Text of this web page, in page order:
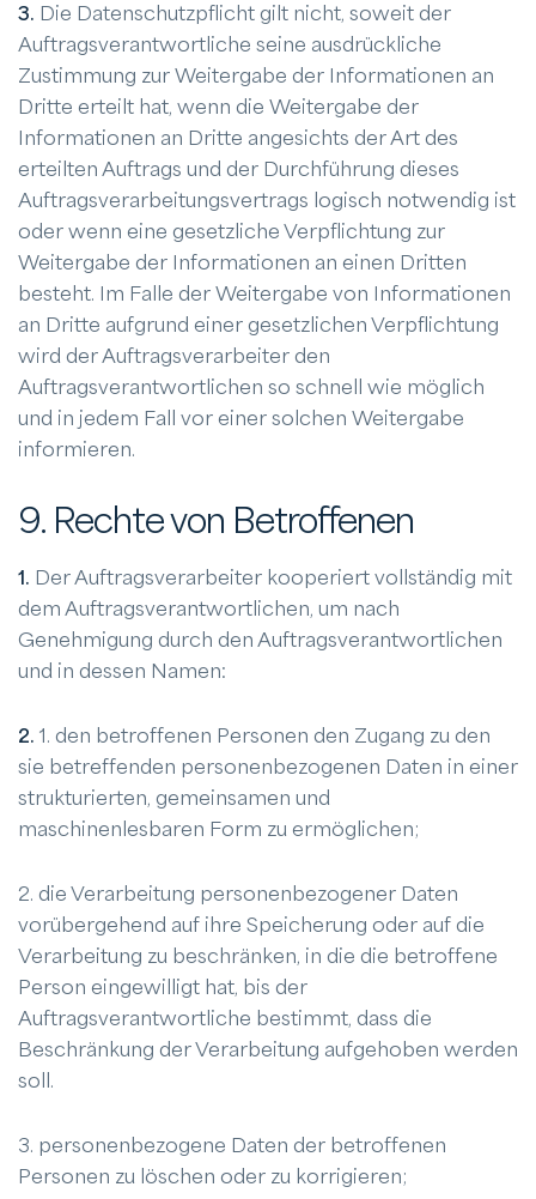
3. Die Datenschutzpflicht gilt nicht, soweit der
Auftragsverantwortliche seine ausdrückliche
Zustimmung zur Weitergabe der Informationen an
Dritte erteilt hat, wenn die Weitergabe der
Informationen an Dritte angesichts der Art des
erteilten Auftrags und der Durchführung dieses
Auftragsverarbeitungsvertrags logisch notwendig ist
oder wenn eine gesetzliche Verpflichtung zur
Weitergabe der Informationen an einen Dritten
besteht. Im Falle der Weitergabe von Informationen
an Dritte aufgrund einer gesetzlichen Verpflichtung
wird der Auftragsverarbeiter den
Auftragsverantwortlichen so schnell wie möglich
und in jedem Fall vor einer solchen Weitergabe
informieren.
9. Rechte von Betroffenen
1. Der Auftragsverarbeiter kooperiert vollständig mit
dem Auftragsverantwortlichen, um nach
Genehmigung durch den Auftragsverantwortlichen
und in dessen Namen:
2. 1. den betroffenen Personen den Zugang zu den
sie betreffenden personenbezogenen Daten in einer
strukturierten, gemeinsamen und
maschinenlesbaren Form zu ermöglichen;
2. die Verarbeitung personenbezogener Daten
vorübergehend auf ihre Speicherung oder auf die
Verarbeitung zu beschränken, in die die betroffene
Person eingewilligt hat, bis der
Auftragsverantwortliche bestimmt, dass die
Beschränkung der Verarbeitung aufgehoben werden
soll.
3. personenbezogene Daten der betroffenen
Personen zu löschen oder zu korrigieren;